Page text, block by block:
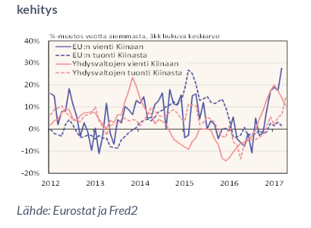
kehitys
Lähde: Eurostat ja Fred2